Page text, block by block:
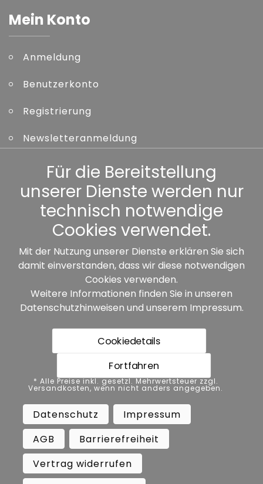
Mein Konto
Anmeldung
Benutzerkonto
Registrierung
Newsletteranmeldung
Kennwort vergessen
Sonstiges
Unsere Partner:
* Alle Preise inkl. gesetzl. Mehrwertsteuer zzgl.
Versandkosten, wenn nicht anders angegeben.
Datenschutz Impressum
Barrierefreiheit
Vertrag widerrufen
Widerrufsbelehrung
Copyright ©Busch.
Für die Bereitstellung
unserer Dienste werden nur
technisch notwendige
Cookies verwendet.
Mit der Nutzung unserer Dienste erklären Sie sich
damit einverstanden, dass wir diese notwendigen
Cookies verwenden.
Weitere Informationen finden Sie in unseren
Datenschutzhinweisen und unserem Impressum.
Cookiedetails
Fortfahren
* Alle Preise inkl. gesetzl. Mehrwertsteuer zzgl.
Versandkosten, wenn nicht anders angegeben.
Datenschutz
Impressum
AGB
Barrierefreiheit
Vertrag widerrufen